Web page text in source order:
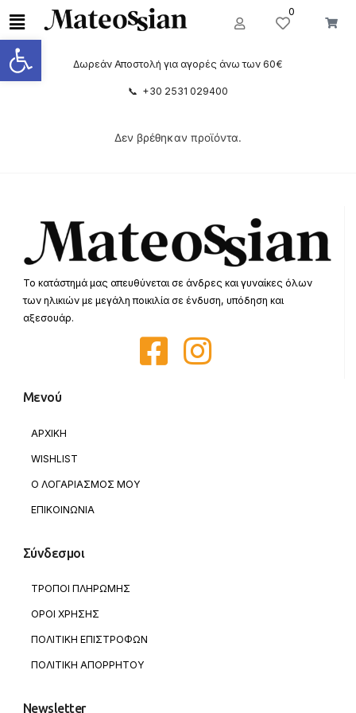
Ανοίξτε τη γραμμή εργαλείων
0
Δωρεάν Αποστολή για αγορές άνω των 60€
📞 +30 2531 029400
Δεν βρέθηκαν προϊόντα.
Το κατάστημά μας απευθύνεται σε άνδρες και γυναίκες όλων
των ηλικιών με μεγάλη ποικιλία σε ένδυση, υπόδηση και
αξεσουάρ.
Μενού
ΑΡΧΙΚΗ
WISHLIST
Ο ΛΟΓΑΡΙΑΣΜΟΣ ΜΟΥ
ΕΠΙΚΟΙΝΩΝΙΑ
Σύνδεσμοι
ΤΡΟΠΟΙ ΠΛΗΡΩΜΗΣ
ΟΡΟΙ ΧΡΗΣΗΣ
ΠΟΛΙΤΙΚΗ ΕΠΙΣΤΡΟΦΩΝ
ΠΟΛΙΤΙΚΗ ΑΠΟΡΡΗΤΟΥ
Newsletter